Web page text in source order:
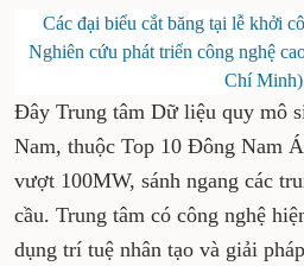
Các đại biểu cắt băng tại lễ khởi
Nghiên cứu phát triển công nghệ
Chí
Đây Trung tâm Dữ liệu quy mô
Nam, thuộc Top 10 Đông Nam
vượt 100MW, sánh ngang các
cầu. Trung tâm có công nghệ
dụng trí tuệ nhân tạo và giải